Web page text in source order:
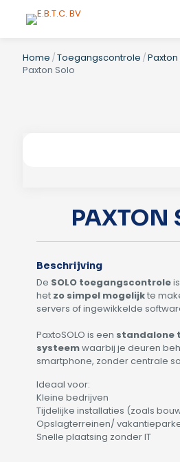
Home /Toegangscontrole /Paxton
Paxton Solo
PAXTON
Beschrijving
De SOLO toegangscontrole
het zo simpel mogelijkte
servers of ingewikkelde
PaxtoSOLO is een standalone
systeemwaarbij je deuren
smartphone, zonder centrale
Ideaal voor:
Kleine bedrijven
Tijdelijke installaties (zoals
Opslagterreinen/
Snelle plaatsing zonder IT